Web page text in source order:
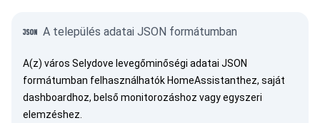
A település adatai JSON formátumban
A(z) város Selydove levegőminőségi adatai JSON
formátumban felhasználhatók HomeAssistanthez, saját
dashboardhoz, belső monitorozáshoz vagy egyszeri
elemzéshez.